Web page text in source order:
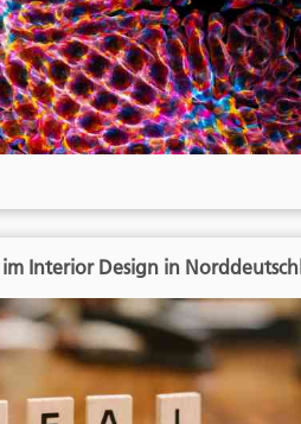
Interior Design in